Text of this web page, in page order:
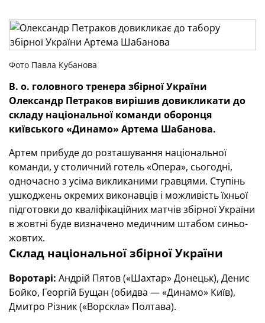
Фото Павла Кубанова
В. о. головного тренера збірної України
Олександр Петраков вирішив довикликати до
складу національної команди оборонця
київського «Динамо» Артема Шабанова.
Артем прибуде до розташування національної
команди, у столичний готель «Опера», сьогодні,
одночасно з усіма викликаними гравцями. Ступінь
ушкоджень окремих виконавців і можливість їхньої
підготовки до кваліфікаційних матчів збірної України
в жовтні буде визначено медичним штабом синьо-
жовтих.
Склад національної збірної України
Воротарі: Андрій Пятов («Шахтар» Донецьк), Денис
Бойко, Георгій Бущан (обидва — «Динамо» Київ),
Дмитро Різник («Ворскла» Полтава).